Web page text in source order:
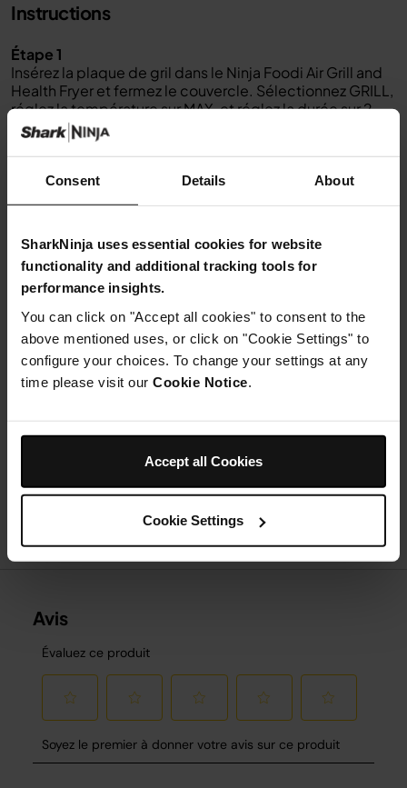
Consent Details About
SharkNinja uses essential cookies for website
functionality and additional tracking tools for
performance insights.
You can click on "Accept all cookies" to consent to the
above mentioned uses, or click on "Cookie Settings" to
configure your choices. To change your settings at any
time please visit our Cookie Notice
Accept all Cookies
Cookie Settings
Instructions
Étape 1
Insérez la plaque de gril dans le Ninja Foodi Air Grill and
Health Fryer et fermez le couvercle. Sélectionnez GRILL,
réglez la température sur MAX, et réglez la durée sur 2
minutes. Sélectionnez START/STOP pour commencer le
préchauffage.
Étape 2
Pendant que l'appareil préchauffe, assaisonner
généreusement les tranches de pastèque des deux
Étape 3
Lorsque l'appareil émet un signal sonore pour indiquer
qu'il est préchauffé, placez la pastèque sur la plaque du
gril. Appuyez doucement pour augmenter le contact
avec la grille. Fermez le couvercle et faites griller
pendant 2 minutes sans retourner la pastèque.
Étape 4
Une fois la cuisson terminée, servez immédiatement.
ASTUCE : Pour donner un coup de fouet à ces tranches
d'assaisonner les fruits.